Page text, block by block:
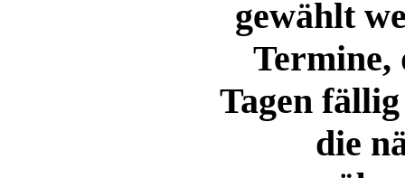
gewählt
Termine,
Tagen
die